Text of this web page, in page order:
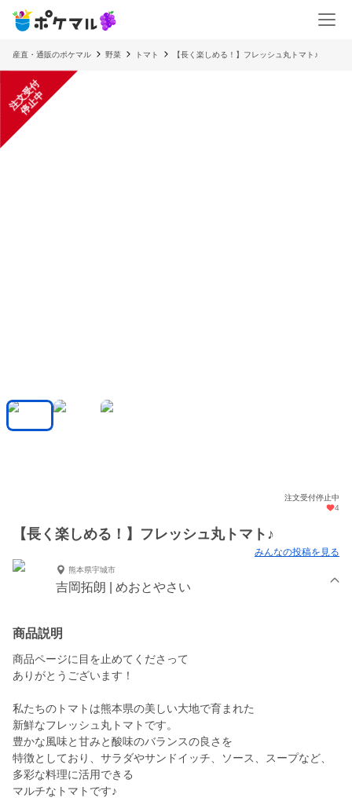
産直・通販のポケマル 野菜 トマト 【長く楽しめる！】フレッシュ丸トマト♪
注
文
受
付
停
止
中
注文受付停止中
4
【長く楽しめる！】フレッシュ丸トマト♪
みんなの投稿を見る
熊本県宇城市
吉岡拓朗 | めおとやさい
商品説明
商品ページに目を止めてくださって
ありがとうございます！
私たちのトマトは熊本県の美しい大地で育まれた
新鮮なフレッシュ丸トマトです。
豊かな風味と甘みと酸味のバランスの良さを
特徴としており、サラダやサンドイッチ、ソース、スープなど、
多彩な料理に活用できる
マルチなトマトです♪